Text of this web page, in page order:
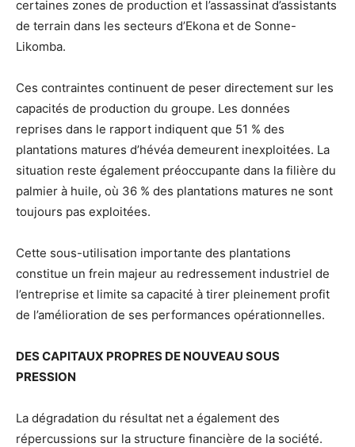
certaines zones de production et l’assassinat d’assistants
de terrain dans les secteurs d’Ekona et de Sonne-
Likomba.
Ces contraintes continuent de peser directement sur les
capacités de production du groupe. Les données
reprises dans le rapport indiquent que 51 % des
plantations matures d’hévéa demeurent inexploitées. La
situation reste également préoccupante dans la filière du
palmier à huile, où 36 % des plantations matures ne sont
toujours pas exploitées.
Cette sous-utilisation importante des plantations
constitue un frein majeur au redressement industriel de
l’entreprise et limite sa capacité à tirer pleinement profit
de l’amélioration de ses performances opérationnelles.
DES CAPITAUX PROPRES DE NOUVEAU SOUS
PRESSION
La dégradation du résultat net a également des
répercussions sur la structure financière de la société.